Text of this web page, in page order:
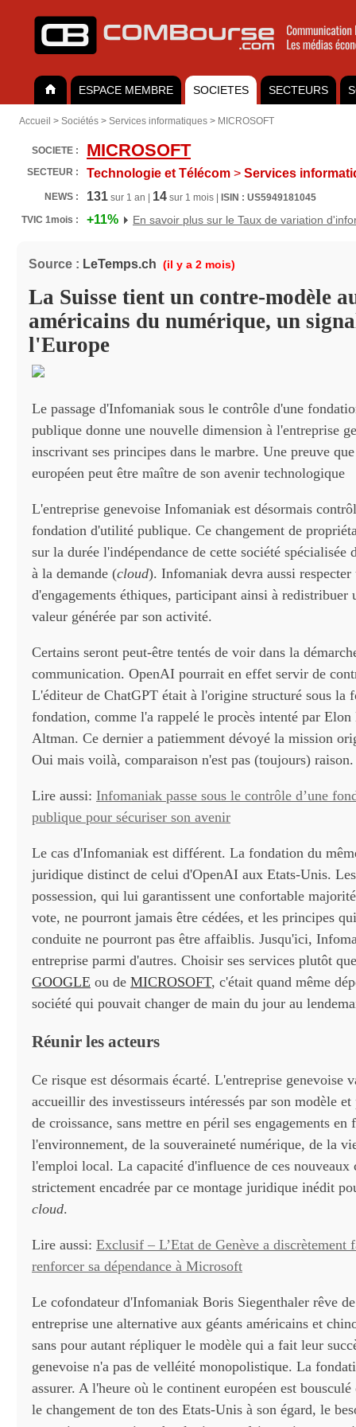
ESPACE MEMBRE SOCIETES SECTEURS
Accueil > Sociétés > Services informatiques > MICROSOFT
SOCIETE : MICROSOFT
SECTEUR : Technologie et Télécom > Services
NEWS : 131 sur 1 an | 14 sur 1 mois |
ISIN : US5949181045
TVIC 1mois :
+11% En savoir plus sur le Taux de variation
Source : LeTemps.ch (il y a 2 mois)
La Suisse tient un contre-modèle
américains du numérique, un
l'Europe
Le passage d'Infomaniak sous le contrôle d'une
publique donne une nouvelle dimension à l'entreprise
inscrivant ses principes dans le marbre. Une preuve
européen peut être maître de son avenir technologique
L'entreprise genevoise Infomaniak est désormais
fondation d'utilité publique. Ce changement de
sur la durée l'indépendance de cette société spécialisée
à la demande (cloud). Infomaniak devra aussi
d'engagements éthiques, participant ainsi à redistribuer
valeur générée par son activité.
Certains seront peut-être tentés de voir dans la
communication. OpenAI pourrait en effet servir de
L'éditeur de ChatGPT était à l'origine structuré sous la
fondation, comme l'a rappelé le procès intenté par
Altman. Ce dernier a patiemment dévoyé la mission
Oui mais voilà, comparaison n'est pas (toujours) raison.
Lire aussi: Infomaniak passe sous le contrôle d’une
publique pour sécuriser son avenir
Le cas d'Infomaniak est différent. La fondation du
juridique distinct de celui d'OpenAI aux Etats-Unis.
possession, qui lui garantissent une confortable
vote, ne pourront jamais être cédées, et les principes
conduite ne pourront pas être affaiblis. Jusqu'ici,
entreprise parmi d'autres. Choisir ses services plutôt
GOOGLE ou de MICROSOFT, c'était quand même
société qui pouvait changer de main du jour au
Réunir les acteurs
Ce risque est désormais écarté. L'entreprise genevoise
accueillir des investisseurs intéressés par son modèle
de croissance, sans mettre en péril ses engagements en
l'environnement, de la souveraineté numérique, de la
l'emploi local. La capacité d'influence de ces nouveaux
strictement encadrée par ce montage juridique inédit
cloud.
Lire aussi: Exclusif – L’Etat de Genève a discrètement
renforcer sa dépendance à Microsoft
Le cofondateur d'Infomaniak Boris Siegenthaler rêve
entreprise une alternative aux géants américains et
sans pour autant répliquer le modèle qui a fait leur
genevoise n'a pas de velléité monopolistique. La
assurer. A l'heure où le continent européen est
le changement de ton des Etats-Unis à son égard, le